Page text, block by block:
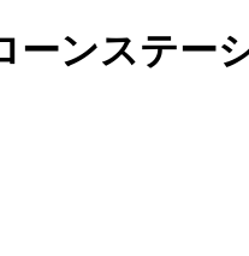
ーンステー